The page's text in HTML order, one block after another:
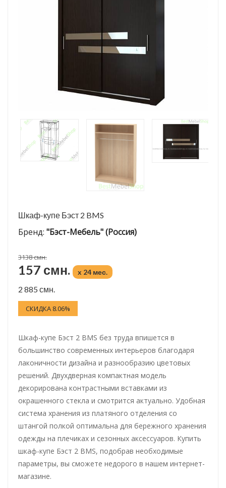
Шкаф-купе Бэст 2 BMS
Бренд: "Бэст-Мебель" (Россия)
3138 смн.
157 смн. x 24 мес.
2 885 смн.
СКИДКА 8.06%
Шкаф-купе Бэст 2 BMS без труда впишется в
большинство современных интерьеров благодаря
лаконичности дизайна и разнообразию цветовых
решений. Двухдверная компактная модель
декорирована контрастными вставками из
окрашенного стекла и смотрится актуально. Удобная
система хранения из платяного отделения со
штангой полкой оптимальна для бережного хранения
одежды на плечиках и сезонных аксессуаров. Купить
шкаф-купе Бэст 2 BMS, подобрав необходимые
параметры, вы сможете недорого в нашем интернет-
магазине.